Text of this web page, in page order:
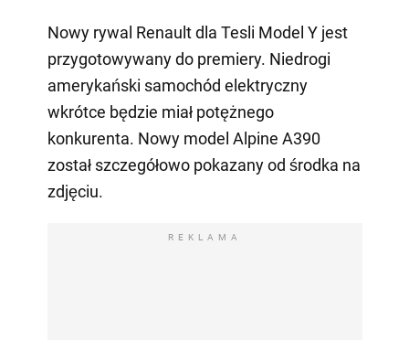
Nowy rywal Renault dla Tesli Model Y jest
przygotowywany do premiery. Niedrogi
amerykański samochód elektryczny
wkrótce będzie miał potężnego
konkurenta. Nowy model Alpine A390
został szczegółowo pokazany od środka na
zdjęciu.
REKLAMA